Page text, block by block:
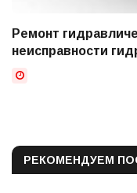
Ремонт
неисправности
РЕКОМЕНДУЕМ